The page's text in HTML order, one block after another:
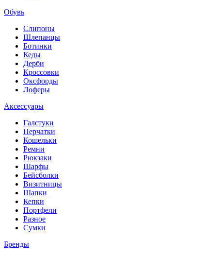
Обувь
Слипоны
Шлепанцы
Ботинки
Кеды
Дерби
Кроссовки
Оксфорды
Лоферы
Аксессуары
Галстуки
Перчатки
Кошельки
Ремни
Рюкзаки
Шарфы
Бейсболки
Визитницы
Шапки
Кепки
Портфели
Разное
Сумки
Бренды